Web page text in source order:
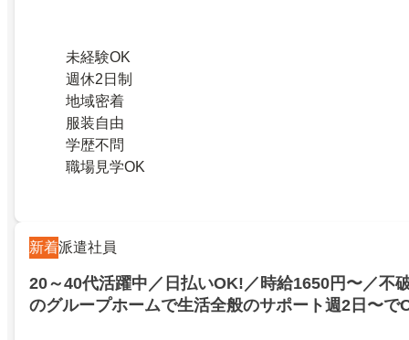
未経験OK
週休2日制
地域密着
服装自由
学歴不問
職場見学OK
新着派遣社員
20～40代活躍中／日払いOK!／時給1650円〜／不
のグループホームで生活全般のサポート週2日〜で